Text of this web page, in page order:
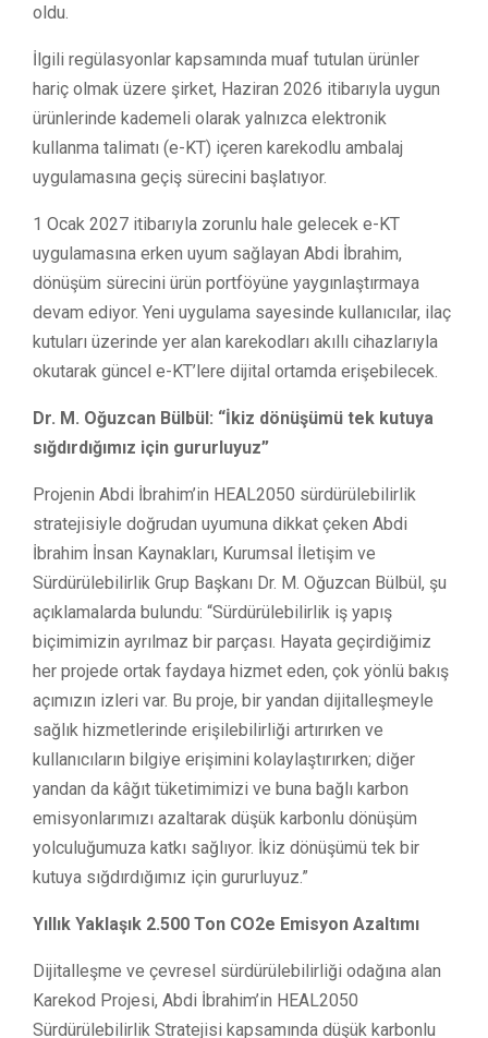
oldu.
İlgili regülasyonlar kapsamında muaf tutulan ürünler
hariç olmak üzere şirket, Haziran 2026 itibarıyla uygun
ürünlerinde kademeli olarak yalnızca elektronik
kullanma talimatı (e-KT) içeren karekodlu ambalaj
uygulamasına geçiş sürecini başlatıyor.
1 Ocak 2027 itibarıyla zorunlu hale gelecek e-KT
uygulamasına erken uyum sağlayan Abdi İbrahim,
dönüşüm sürecini ürün portföyüne yaygınlaştırmaya
devam ediyor. Yeni uygulama sayesinde kullanıcılar, ilaç
kutuları üzerinde yer alan karekodları akıllı cihazlarıyla
okutarak güncel e-KT’lere dijital ortamda erişebilecek.
Dr. M. Oğuzcan Bülbül: “İkiz dönüşümü tek kutuya
sığdırdığımız için gururluyuz”
Projenin Abdi İbrahim’in HEAL2050 sürdürülebilirlik
stratejisiyle doğrudan uyumuna dikkat çeken Abdi
İbrahim İnsan Kaynakları, Kurumsal İletişim ve
Sürdürülebilirlik Grup Başkanı Dr. M. Oğuzcan Bülbül, şu
açıklamalarda bulundu: “Sürdürülebilirlik iş yapış
biçimimizin ayrılmaz bir parçası. Hayata geçirdiğimiz
her projede ortak faydaya hizmet eden, çok yönlü bakış
açımızın izleri var. Bu proje, bir yandan dijitalleşmeyle
sağlık hizmetlerinde erişilebilirliği artırırken ve
kullanıcıların bilgiye erişimini kolaylaştırırken; diğer
yandan da kâğıt tüketimimizi ve buna bağlı karbon
emisyonlarımızı azaltarak düşük karbonlu dönüşüm
yolculuğumuza katkı sağlıyor. İkiz dönüşümü tek bir
kutuya sığdırdığımız için gururluyuz.”
Yıllık Yaklaşık 2.500 Ton CO2e Emisyon Azaltımı
Dijitalleşme ve çevresel sürdürülebilirliği odağına alan
Karekod Projesi, Abdi İbrahim’in HEAL2050
Sürdürülebilirlik Stratejisi kapsamında düşük karbonlu